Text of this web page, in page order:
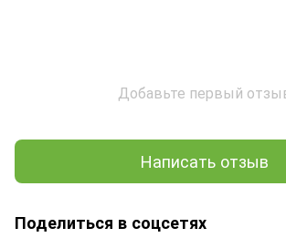
Добавьте первый
Написать отзыв
Поделиться в соцсетях